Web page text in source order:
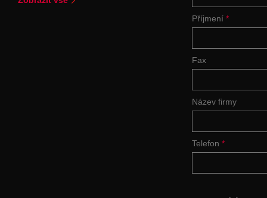
Příjmení *
Fax
Název firmy
Telefon *